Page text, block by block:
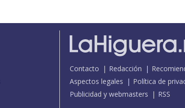
Contacto Redacción
Aspectos legales
Política de
Publicidad y webmasters
RSS